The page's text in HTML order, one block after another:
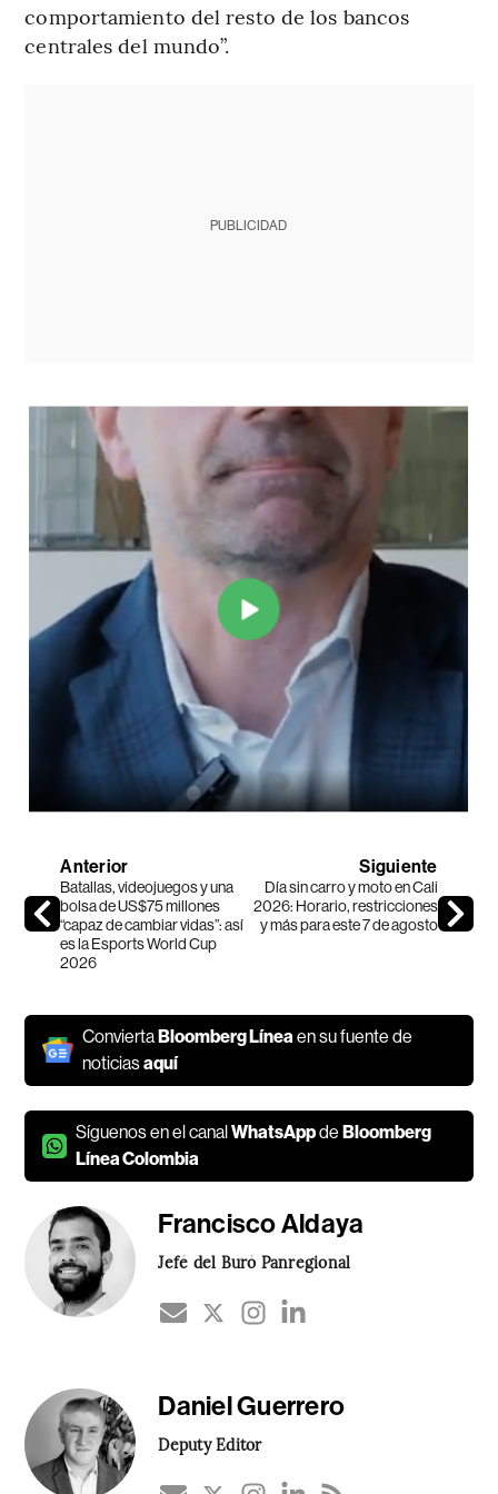
comportamiento del resto de los bancos
centrales del mundo”.
PUBLICIDAD
Anterior
Batallas, videojuegos y una
bolsa de US$75 millones
“capaz de cambiar vidas”: así
es la Esports World Cup
2026
Siguiente
Día sin carro y moto en Cali
2026: Horario, restricciones
y más para este 7 de agosto
ConviertaBloomberg Líneaen su fuente de
noticiasaquí
Síguenos en el canalWhatsAppdeBloomberg
Línea Colombia
Francisco Aldaya
Jefé del Buró Panregional
Daniel Guerrero
Deputy Editor